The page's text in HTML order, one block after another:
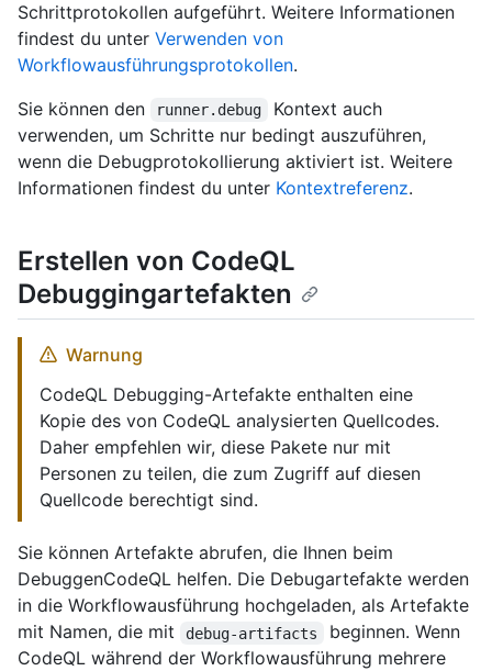
Schrittprotokollen aufgeführt. Weitere Informationen
findest du unter Verwenden von
Workflowausführungsprotokollen.
Sie können den
runner.debug
Kontext auch
verwenden, um Schritte nur bedingt auszuführen,
wenn die Debugprotokollierung aktiviert ist. Weitere
Informationen findest du unter Kontextreferenz.
Erstellen von CodeQL
Debuggingartefakten
Warnung
CodeQL Debugging-Artefakte enthalten eine
Kopie des von CodeQL analysierten Quellcodes.
Daher empfehlen wir, diese Pakete nur mit
Personen zu teilen, die zum Zugriff auf diesen
Quellcode berechtigt sind.
Sie können Artefakte abrufen, die Ihnen beim
DebuggenCodeQL helfen. Die Debugartefakte werden
in die Workflowausführung hochgeladen, als Artefakte
mit Namen, die mit
debug-artifacts
beginnen. Wenn
CodeQL während der Workflowausführung mehrere